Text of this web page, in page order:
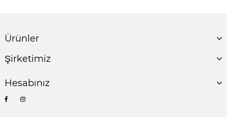
Ürünler
Şirketimiz
Hesabınız